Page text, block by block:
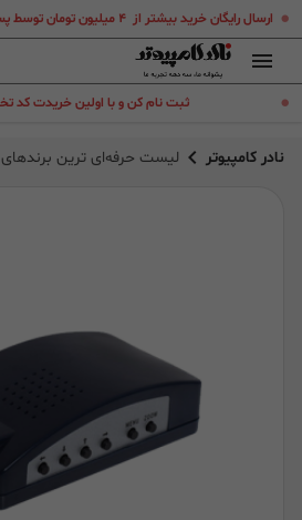
ارسال رایگان خرید بیشتر از ۴ میلیون تومان توسط پست پیشتاز به سراسر ایران عزیز
.
ثبت نام کن و با اولین خریدت کد
نادر کامپیوتر لیست حرفه‌ای ترین